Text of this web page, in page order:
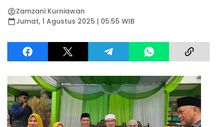
Zamzani Kurniawan
Jumat, 1 Agustus 2025 | 05:55 WIB